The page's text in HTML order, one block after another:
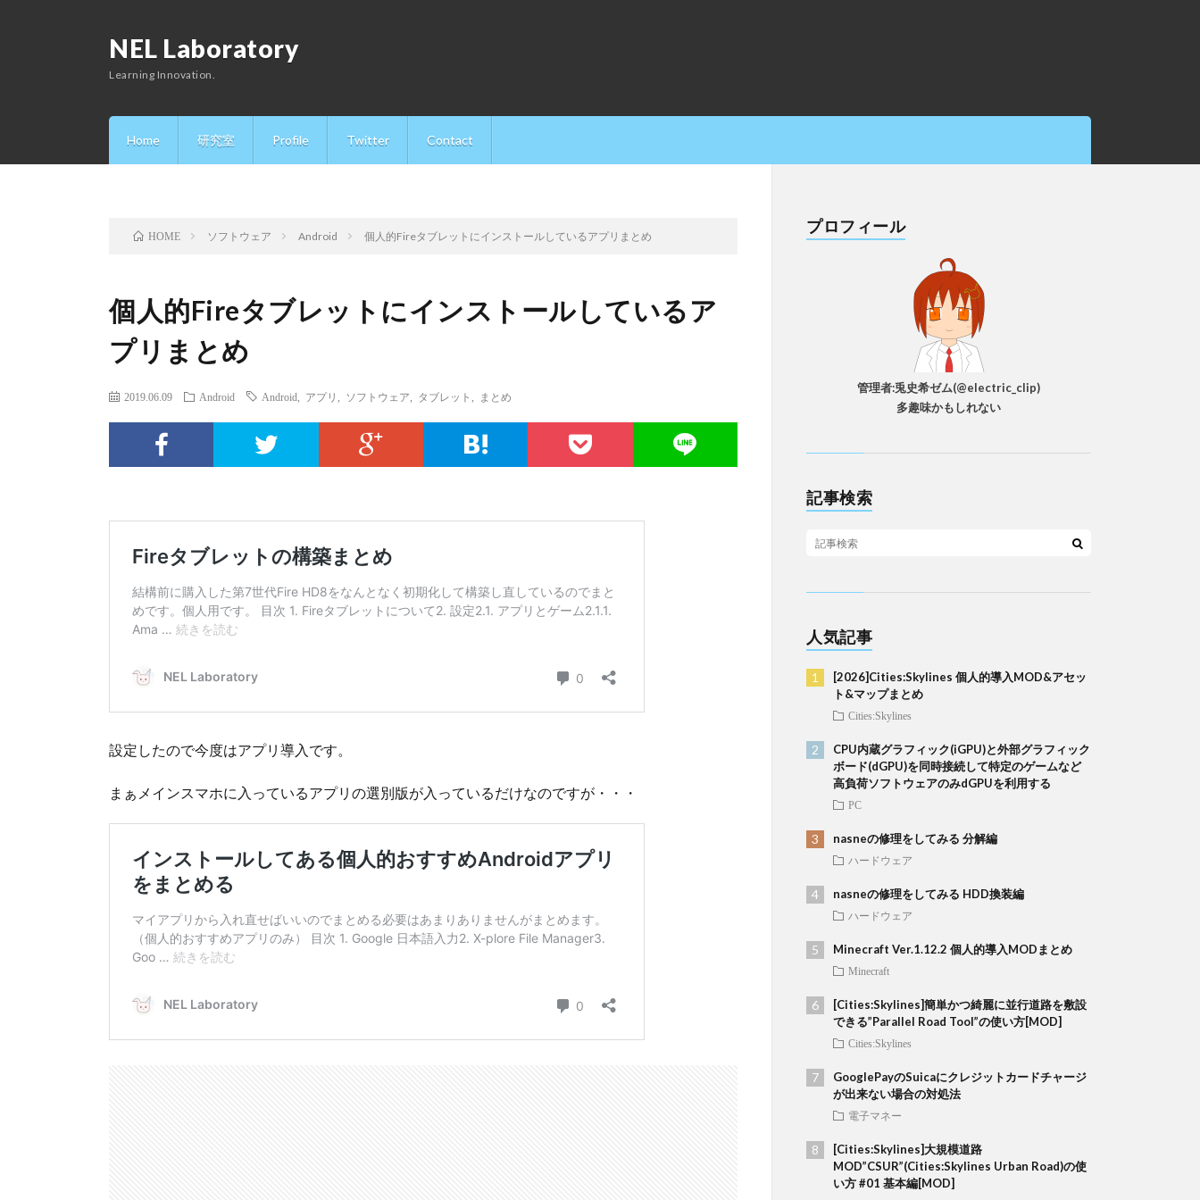
NEL Laboratory
Learning Innovation.
Home 研究室 Profile Twitter Contact
HOME ソフトウェア Android 個人的Fireタブレットにインストールしているアプリまとめ
個人的Fireタブレットにインストールしているア
プリまとめ
2019.06.09 Android Android アプリ ソフトウェア タブレット まとめ
設定したので今度はアプリ導入です。
まぁメインスマホに入っているアプリの選別版が入っているだけなのですが・・・
プロフィール
管理者:兎史希ゼム(@electric_clip)
多趣味かもしれない
記事検索
人気記事
[2026]Cities:Skylines 個人的導入MOD&アセッ
ト&マップまとめ
Cities:Skylines
CPU内蔵グラフィック(iGPU)と外部グラフィック
ボード(dGPU)を同時接続して特定のゲームなど
高負荷ソフトウェアのみdGPUを利用する
PC
nasneの修理をしてみる 分解編
ハードウェア
nasneの修理をしてみる HDD換装編
ハードウェア
Minecraft Ver.1.12.2 個人的導入MODまとめ
Minecraft
[Cities:Skylines]簡単かつ綺麗に並行道路を敷設
できる”Parallel Road Tool”の使い方[MOD]
Cities:Skylines
GooglePayのSuicaにクレジットカードチャージ
が出来ない場合の対処法
電子マネー
[Cities:Skylines]大規模道路
MOD”CSUR”(Cities:Skylines Urban Road)の使
い方 #01 基本編[MOD]